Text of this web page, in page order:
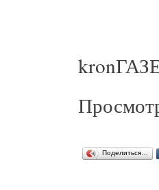
Поделиться…